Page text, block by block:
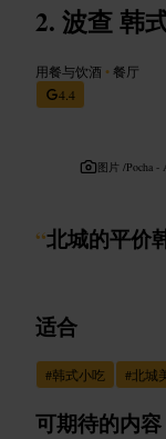
波查 韩
用餐与饮酒 •餐厅
4.4
图片 /Pocha -
“北城的平价
适合
#韩式小吃 #北城
可期待的内容